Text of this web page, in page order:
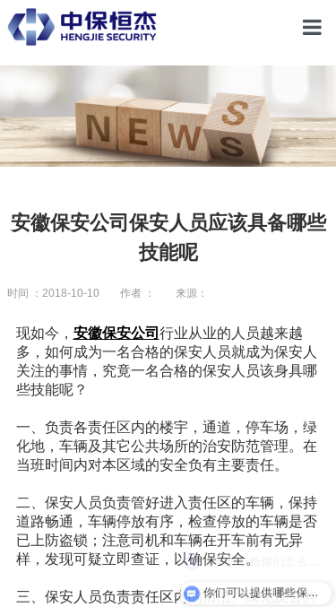
关
安徽保安公司保安人员应该具备哪些
技能呢
时间 ：2018-10-10 作者 ： 来源：
现如今， 安徽保安公司 行业从业的人员越来越
多，如何成为一名合格的保安人员就成为保安人
关注的事情，究竟一名合格的保安人员该身具哪
些技能呢？
一、负责各责任区内的楼宇，通道，停车场，绿
化地，车辆及其它公共场所的治安防范管理。在
当班时间内对本区域的安全负有主要责任。
二、保安人员负责管好进入责任区的车辆，保持
道路畅通，车辆停放有序，检查停放的车辆是否
已上防盗锁；注意司机和车辆在开车前有无异
样，发现可疑立即查证，以确保安全。
三、保安人员负责责任区内的清洁、绿化及公共
你们可以提供哪些保安服务？